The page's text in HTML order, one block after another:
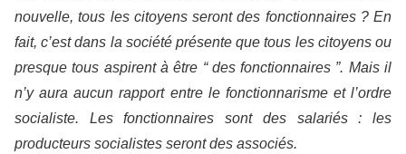
nouvelle, tous les citoyens seront des fonctionnaires ? En
fait, c’est dans la société présente que tous les citoyens ou
presque tous aspirent à être “ des fonctionnaires ”. Mais il
n’y aura aucun rapport entre le fonctionnarisme et l’ordre
socialiste. Les fonctionnaires sont des salariés : les
producteurs socialistes seront des associés.